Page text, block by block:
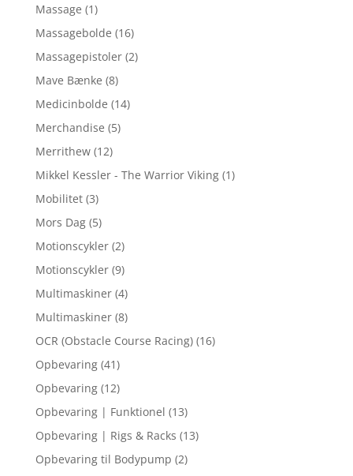
Massage (1)
Massagebolde (16)
Massagepistoler (2)
Mave Bænke (8)
Medicinbolde (14)
Merchandise (5)
Merrithew (12)
Mikkel Kessler - The Warrior Viking (1)
Mobilitet (3)
Mors Dag (5)
Motionscykler (2)
Motionscykler (9)
Multimaskiner (4)
Multimaskiner (8)
OCR (Obstacle Course Racing) (16)
Opbevaring (41)
Opbevaring (12)
Opbevaring | Funktionel (13)
Opbevaring | Rigs & Racks (13)
Opbevaring til Bodypump (2)